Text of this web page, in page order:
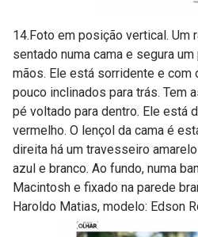
14.Foto em posição vertical. Um
sentado numa cama e segura
mãos. Ele está sorridente e com
pouco inclinados para trás. Tem
pé voltado para dentro. Ele está
vermelho. O lençol da cama é
direita há um travesseiro
azul e branco. Ao fundo, numa
Macintosh e fixado na parede
Haroldo Matias, modelo: Edson